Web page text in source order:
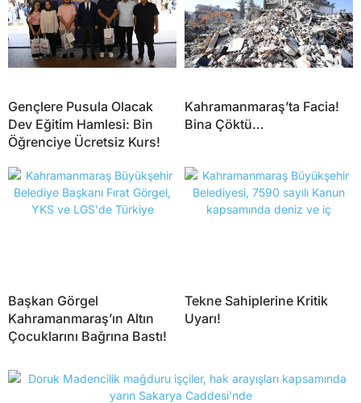
Gençlere Pusula Olacak
Dev Eğitim Hamlesi: Bin
Öğrenciye Ücretsiz Kurs!
Kahramanmaraş’ta Facia!
Bina Çöktü…
Başkan Görgel
Kahramanmaraş’ın Altın
Çocuklarını Bağrına Bastı!
Tekne Sahiplerine Kritik
Uyarı!